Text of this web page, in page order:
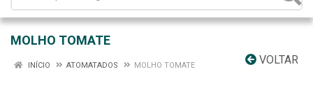
MOLHO TOMATE
VOLTAR
INÍCIO ATOMATADOS MOLHO TOMATE